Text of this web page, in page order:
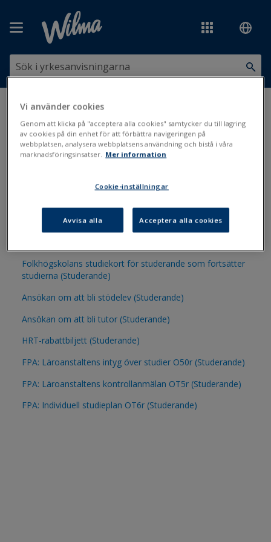
Du är här:Utskrifter och blanketter
studier och stöd> Studerandens uppgifter
Studerandens uppgifter
Studieintyg och studierättsperioder (Studerande)
Folkhögskolans studiekort för studerande som fortsätter
studierna (Studerande)
Ansökan om att bli stödelev (Studerande)
Ansökan om att bli tutor (Studerande)
HRT-rabattbiljett (Studerande)
FPA: Läroanstaltens intyg över studier O50r (Studerande)
FPA: Läroanstaltens kontrollanmälan OT5r (Studerande)
FPA: Individuell studieplan OT6r (Studerande)
Vi använder cookies
Genom att klicka på "acceptera alla cookies" samtycker du till lagring
av cookies på din enhet för att förbättra navigeringen på
webbplatsen, analysera webbplatsens användning och bistå i våra
marknadsföringsinsatser. Mer information
Cookie-inställningar
Avvisa alla Acceptera alla cookies